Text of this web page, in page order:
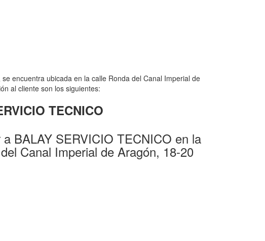
encuentra ubicada en la calle Ronda del Canal Imperial de
al cliente son los siguientes:
TECNICO
BALAY SERVICIO TECNICO en la
Canal Imperial de Aragón, 18-20